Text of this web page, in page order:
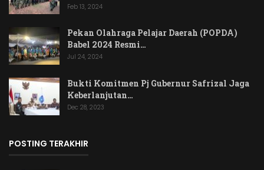
Feb 13, 2024
Pekan Olahraga Pelajar Daerah (POPDA)
Babel 2024 Resmi…
Jul 24, 2024
Bukti Komitmen Pj Gubernur Safrizal Jaga
Keberlanjutan…
Dec 28, 2023
POSTING TERAKHIR